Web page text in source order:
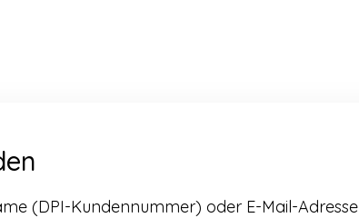
(DPI-Kundennummer) oder E-Mail-Adresse